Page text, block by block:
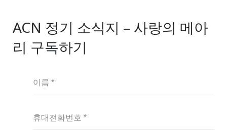
ACN 정기 소식지 – 사랑의 메아
리 구독하기
이름 *
휴대전화번호 *